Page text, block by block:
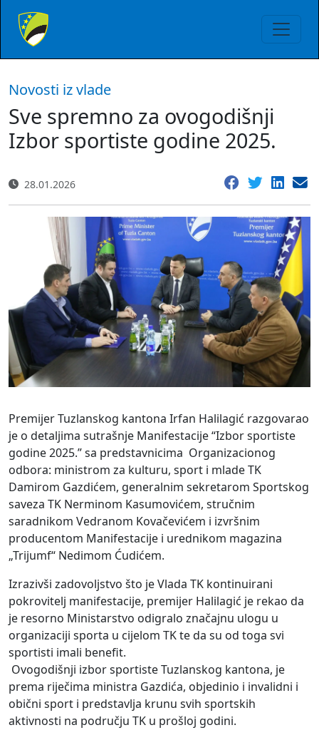
Novosti iz vlade
Sve spremno za ovogodišnji
Izbor sportiste godine 2025.
28.01.2026
Premijer Tuzlanskog kantona Irfan Halilagić razgovarao
je o detaljima sutrašnje Manifestacije “Izbor sportiste
godine 2025.” sa predstavnicima Organizacionog
odbora: ministrom za kulturu, sport i mlade TK
Damirom Gazdićem, generalnim sekretarom Sportskog
saveza TK Nerminom Kasumovićem, stručnim
saradnikom Vedranom Kovačevićem i izvršnim
producentom Manifestacije i urednikom magazina
„Trijumf“ Nedimom Ćudićem.
Izrazivši zadovoljstvo što je Vlada TK kontinuirani
pokrovitelj manifestacije, premijer Halilagić je rekao da
je resorno Ministarstvo odigralo značajnu ulogu u
organizaciji sporta u cijelom TK te da su od toga svi
sportisti imali benefit.
Ovogodišnji izbor sportiste Tuzlanskog kantona, je
prema riječima ministra Gazdića, objedinio i invalidni i
obični sport i predstavlja krunu svih sportskih
aktivnosti na području TK u prošloj godini.